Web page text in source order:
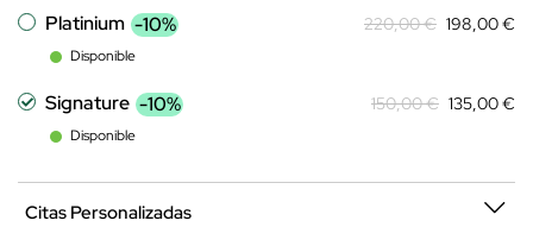
Platinium -10%
Disponible
220,00 € 198,00 €
Signature -10%
Disponible
150,00 € 135,00 €
Citas Personalizadas